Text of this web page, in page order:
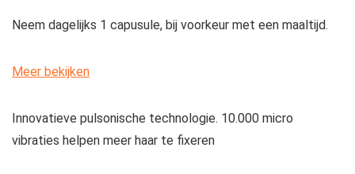
Neem dagelijks 1 capusule, bij voorkeur met een maaltijd.
Meer bekijken
Innovatieve pulsonische technologie. 10.000 micro
vibraties helpen meer haar te fixeren